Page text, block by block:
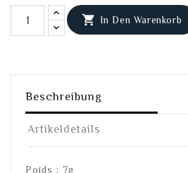
 In Den Warenkorb
Beschreibung
Artikeldetails
Poids : 7g